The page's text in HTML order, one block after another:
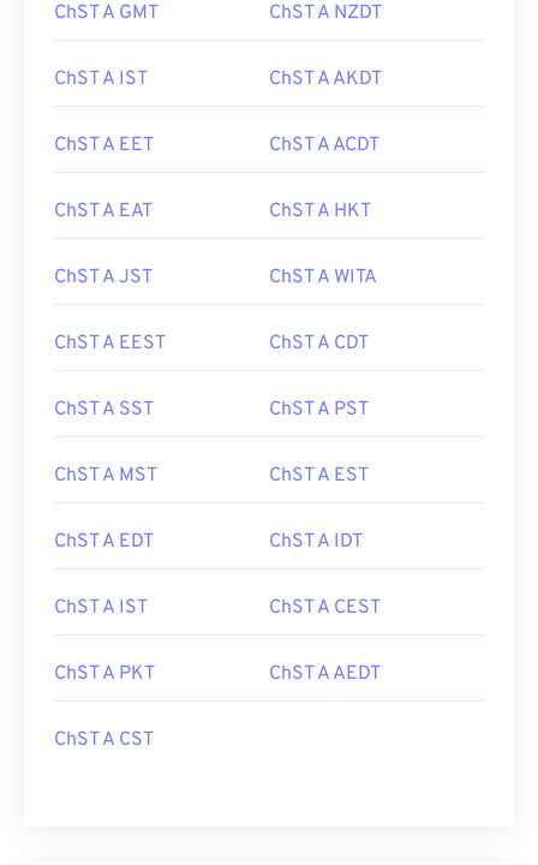
ChST A GMT ChST A NZDT
ChST A IST ChST A AKDT
ChST A EET ChST A ACDT
ChST A EAT ChST A HKT
ChST A JST ChST A WITA
ChST A EEST ChST A CDT
ChST A SST ChST A PST
ChST A MST ChST A EST
ChST A EDT ChST A IDT
ChST A IST ChST A CEST
ChST A PKT ChST A AEDT
ChST A CST